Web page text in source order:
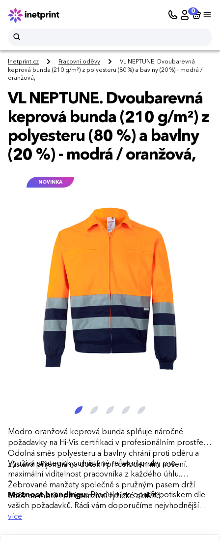
0
Inetprint.cz Pracovní oděvy
VL NEPTUNE. Dvoubarevná
keprová bunda (210 g/m²) z polyesteru (80 %) a bavlny (20 %) - modrá /
oranžová,
VL NEPTUNE. Dvoubarevná
keprová bunda (210 g/m²) z
polyesteru (80 %) a bavlny
(20 %) - modrá / oranžová,
NOVINKA
Modro-oranžová keprová bunda splňuje náročné
požadavky na Hi-Vis certifikaci v profesionálním prostředí.
Odolná směs polyesteru a bavlny chrání proti oděru a
zůstává příjemná na dotek i při celodenním nošení.
Využívá strategicky umístěné reflexní pruhy pro
maximální viditelnost pracovníka z každého úhlu.
Žebrované manžety společně s pružným pasem drží
oděv na místě i při intenzivní fyzické aktivitě.
Možnost brandingu:Produkt lze opatřit potiskem dle
vašich požadavků. Rádi vám doporučíme nejvhodnější
technologii potisku s ohledem na design i váš rozpočet.
více